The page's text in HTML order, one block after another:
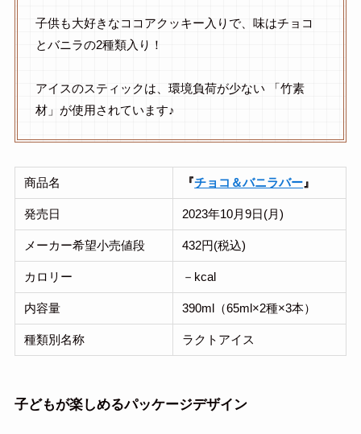
子供も大好きなココアクッキー入りで、味はチョコ
とバニラの2種類入り！
アイスのスティックは、環境負荷が少ない 「竹素
材」が使用されています♪
商品名 『チョコ＆バニラバー 』
発売日 2023年10月9日(月)
メーカー希望小売値段 432円(税込)
カロリー －kcal
内容量 390ml（65ml×2種×3本）
種類別名称 ラクトアイス
子どもが楽しめるパッケージデザイン